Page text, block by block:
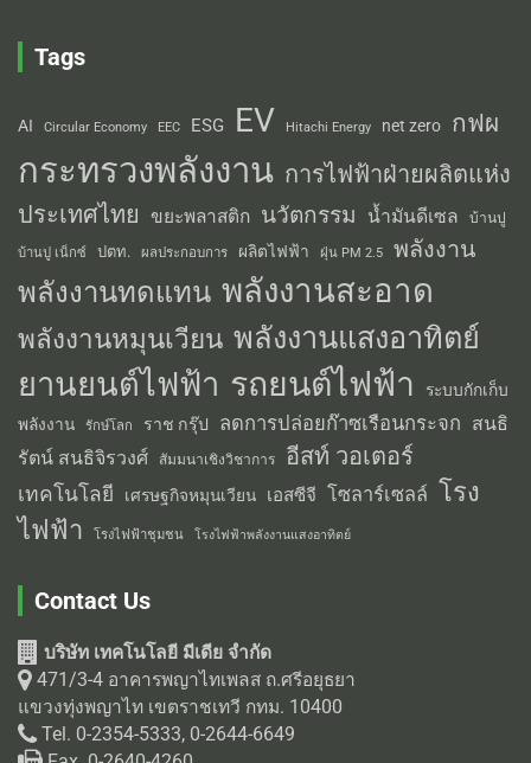
Tags
AI Circular Economy EEC ESG EV Hitachi Energy net zero กฟผ
กระทรวงพลังงาน การไฟฟ้าฝ่ายผลิตแห่ง
ประเทศไทย
ขยะพลาสติก นวัตกรรม น้ำมันดีเซล บ้านปู
บ้านปู เน็กซ์ ปตท. ผลประกอบการ ผลิตไฟฟ้า ฝุ่น PM 2.5 พลังงาน
พลังงานทดแทน พลังงานสะอาด
พลังงานหมุนเวียน พลังงานแสงอาทิตย์
ยานยนต์ไฟฟ้า รถยนต์ไฟฟ้า
ระบบกักเก็บ
พลังงาน
รักษ์โลก ราช กรุ๊ป ลดการปล่อยก๊าซเรือนกระจก สนธิ
รัตน์ สนธิจิรวงศ์
สัมมนาเชิงวิชาการ อีสท์ วอเตอร์
เทคโนโลยี เศรษฐกิจหมุนเวียน เอสซีจี โซลาร์เซลล์ โรง
ไฟฟ้า
โรงไฟฟ้าชุมชน โรงไฟฟ้าพลังงานแสงอาทิตย์
Contact Us
บริษัท เทคโนโลยี มีเดีย จำกัด
471/3-4 อาคารพญาไทเพลส ถ.ศรีอยุธยา
แขวงทุ่งพญาไท เขตราชเทวี กทม. 10400
Tel. 0-2354-5333, 0-2644-6649